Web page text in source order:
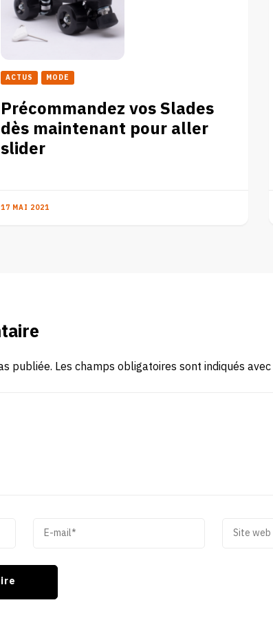
ACTUS MODE
Précommandez vos Slades
dès maintenant pour aller
slider
17 MAI 2021
publiée. Les champs obligatoires sont indiqués avec